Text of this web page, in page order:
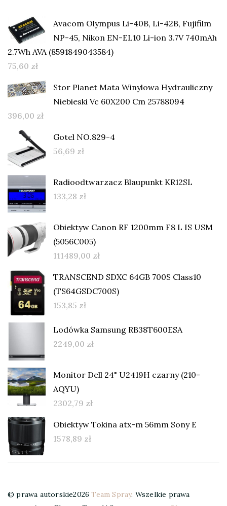
Avacom Olympus Li-40B, Li-42B, Fujifilm
NP-45, Nikon EN-EL10 Li-ion 3.7V 740mAh
2.7Wh AVA (8591849043584)
75,60 zł
Stor Planet Mata Winylowa Hydrauliczny
Niebieski Vc 60X200 Cm 25788094
396,00 zł
Gotel NO.829-4
56,69 zł
Radioodtwarzacz Blaupunkt KR12SL
133,28 zł
Obiektyw Canon RF 1200mm F8 L IS USM
(5056C005)
111489,00 zł
TRANSCEND SDXC 64GB 700S Class10
(TS64GSDC700S)
153,85 zł
Lodówka Samsung RB38T600ESA
2249,00 zł
Monitor Dell 24" U2419H czarny (210-
AQYU)
2302,79 zł
Obiektyw Tokina atx-m 56mm Sony E
1578,89 zł
© prawa autorskie2026Team Spray. Wszelkie prawa